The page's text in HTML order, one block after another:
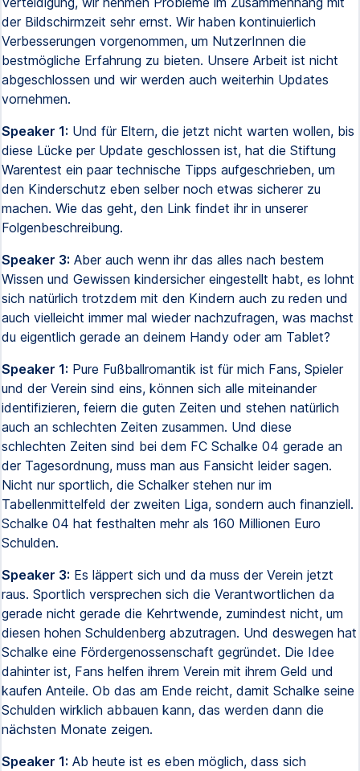
der Bildschirmzeit sehr ernst. Wir haben kontinuierlich
Verbesserungen vorgenommen, um NutzerInnen die
bestmögliche Erfahrung zu bieten. Unsere Arbeit ist nicht
abgeschlossen und wir werden auch weiterhin Updates
vornehmen.
Speaker 1: Und für Eltern, die jetzt nicht warten wollen, bis
diese Lücke per Update geschlossen ist, hat die Stiftung
Warentest ein paar technische Tipps aufgeschrieben, um
den Kinderschutz eben selber noch etwas sicherer zu
machen. Wie das geht, den Link findet ihr in unserer
Folgenbeschreibung.
Speaker 3: Aber auch wenn ihr das alles nach bestem
Wissen und Gewissen kindersicher eingestellt habt, es lohnt
sich natürlich trotzdem mit den Kindern auch zu reden und
auch vielleicht immer mal wieder nachzufragen, was machst
du eigentlich gerade an deinem Handy oder am Tablet?
Speaker 1: Pure Fußballromantik ist für mich Fans, Spieler
und der Verein sind eins, können sich alle miteinander
identifizieren, feiern die guten Zeiten und stehen natürlich
auch an schlechten Zeiten zusammen. Und diese
schlechten Zeiten sind bei dem FC Schalke 04 gerade an
der Tagesordnung, muss man aus Fansicht leider sagen.
Nicht nur sportlich, die Schalker stehen nur im
Tabellenmittelfeld der zweiten Liga, sondern auch finanziell.
Schalke 04 hat festhalten mehr als 160 Millionen Euro
Schulden.
Speaker 3: Es läppert sich und da muss der Verein jetzt
raus. Sportlich versprechen sich die Verantwortlichen da
gerade nicht gerade die Kehrtwende, zumindest nicht, um
diesen hohen Schuldenberg abzutragen. Und deswegen hat
Schalke eine Fördergenossenschaft gegründet. Die Idee
dahinter ist, Fans helfen ihrem Verein mit ihrem Geld und
kaufen Anteile. Ob das am Ende reicht, damit Schalke seine
Schulden wirklich abbauen kann, das werden dann die
nächsten Monate zeigen.
Speaker 1: Ab heute ist es eben möglich, dass sich